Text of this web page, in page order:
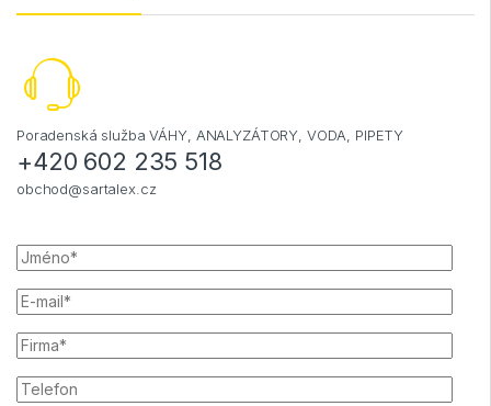
Poradenská služba VÁHY, ANALYZÁTORY, VODA, PIPETY
+420 602 235 518
obchod@sartalex.cz